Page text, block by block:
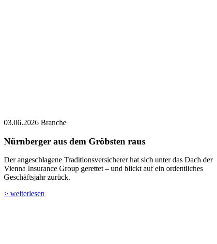
03.06.2026 Branche
Nürnberger aus dem Gröbsten raus
Der angeschlagene Traditionsversicherer hat sich unter das Dach der
Vienna Insurance Group gerettet – und blickt auf ein ordentliches
Geschäftsjahr zurück.
> weiterlesen